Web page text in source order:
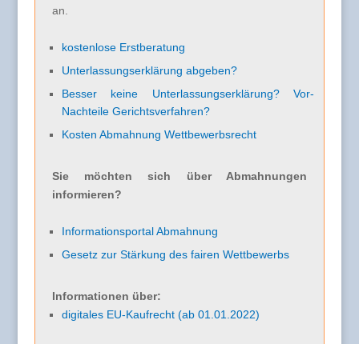
an.
kostenlose Erstberatung
Unterlassungserklärung abgeben?
Besser keine Unterlassungserklärung? Vor-
Nachteile Gerichtsverfahren?
Kosten Abmahnung Wettbewerbsrecht
Sie möchten sich über Abmahnungen
informieren?
Informationsportal Abmahnung
Gesetz zur Stärkung des fairen Wettbewerbs
Informationen über:
digitales EU-Kaufrecht (ab 01.01.2022)